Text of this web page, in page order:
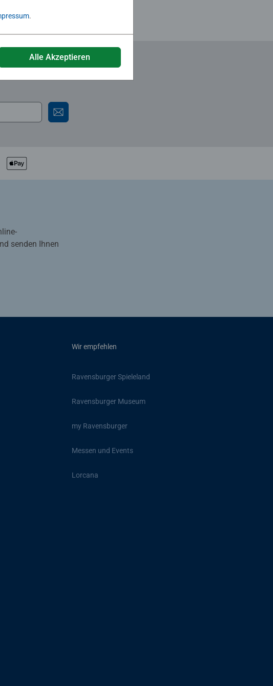
senden Ihnen
Wir empfehlen
Ravensburger Spieleland
Ravensburger Museum
my Ravensburger
Messen und Events
Lorcana
.
Alle Akzeptieren